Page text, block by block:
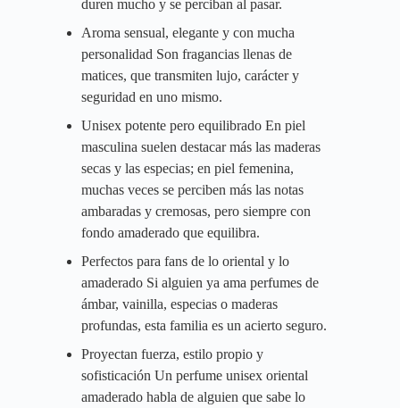
duren mucho y se perciban al pasar.
Aroma sensual, elegante y con mucha
personalidad Son fragancias llenas de
matices, que transmiten lujo, carácter y
seguridad en uno mismo.
Unisex potente pero equilibrado En piel
masculina suelen destacar más las maderas
secas y las especias; en piel femenina,
muchas veces se perciben más las notas
ambaradas y cremosas, pero siempre con
fondo amaderado que equilibra.
Perfectos para fans de lo oriental y lo
amaderado Si alguien ya ama perfumes de
ámbar, vainilla, especias o maderas
profundas, esta familia es un acierto seguro.
Proyectan fuerza, estilo propio y
sofisticación Un perfume unisex oriental
amaderado habla de alguien que sabe lo